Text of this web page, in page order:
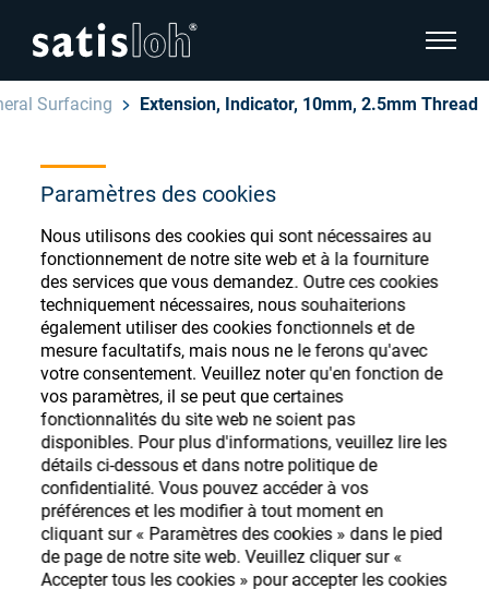
Paramètres des cookies
Nous utilisons des cookies qui sont nécessaires au
fonctionnement de notre site web et à la fourniture
des services que vous demandez. Outre ces cookies
techniquement nécessaires, nous souhaiterions
également utiliser des cookies fonctionnels et de
mesure facultatifs, mais nous ne le ferons qu'avec
votre consentement. Veuillez noter qu'en fonction de
vos paramètres, il se peut que certaines
fonctionnalités du site web ne soient pas
disponibles. Pour plus d'informations, veuillez lire les
détails ci-dessous et dans notre politique de
confidentialité. Vous pouvez accéder à vos
préférences et les modifier à tout moment en
cliquant sur « Paramètres des cookies » dans le pied
de page de notre site web. Veuillez cliquer sur «
Accepter tous les cookies » pour accepter les cookies
afficher
Français
Ophtalmique
Optique de précision
Qui sommes-nous ?
Carrière
Ressources
Store
cacher la navigation de la page
English
Deutsch
Español
汉语
Surfacing Extension, Indicator, 10mm, 2.5mm Thread
Magasin de
consommables
ophtalmiques
Enregistrez-vous ou connectez-vous pour
accéder à vos comptes et découvrir notre
large gamme de consommables ophtalmiques
S'enregistrer Login